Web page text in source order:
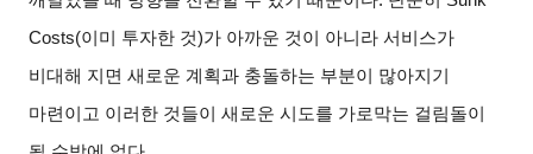
Costs(이미 투자한 것)가 아까운 것이 아니라 서비스가
비대해 지면 새로운 계획과 충돌하는 부분이 많아지기
마련이고 이러한 것들이 새로운 시도를 가로막는 걸림돌이